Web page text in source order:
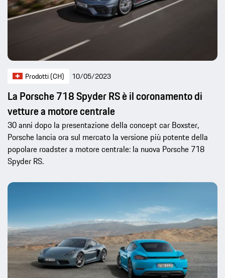
Prodotti (CH) 10/05/2023
La Porsche 718 Spyder RS è il coronamento di
vetture a motore centrale
30 anni dopo la presentazione della concept car Boxster,
Porsche lancia ora sul mercato la versione più potente della
popolare roadster a motore centrale: la nuova Porsche 718
Spyder RS.